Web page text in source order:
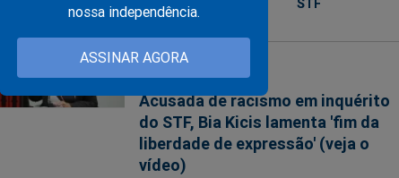
nossa independência.
ASSINAR AGORA
STF
RACISMO
18/11/2021
Acusada de racismo em inquérito
do STF, Bia Kicis lamenta 'fim da
liberdade de expressão' (veja o
vídeo)